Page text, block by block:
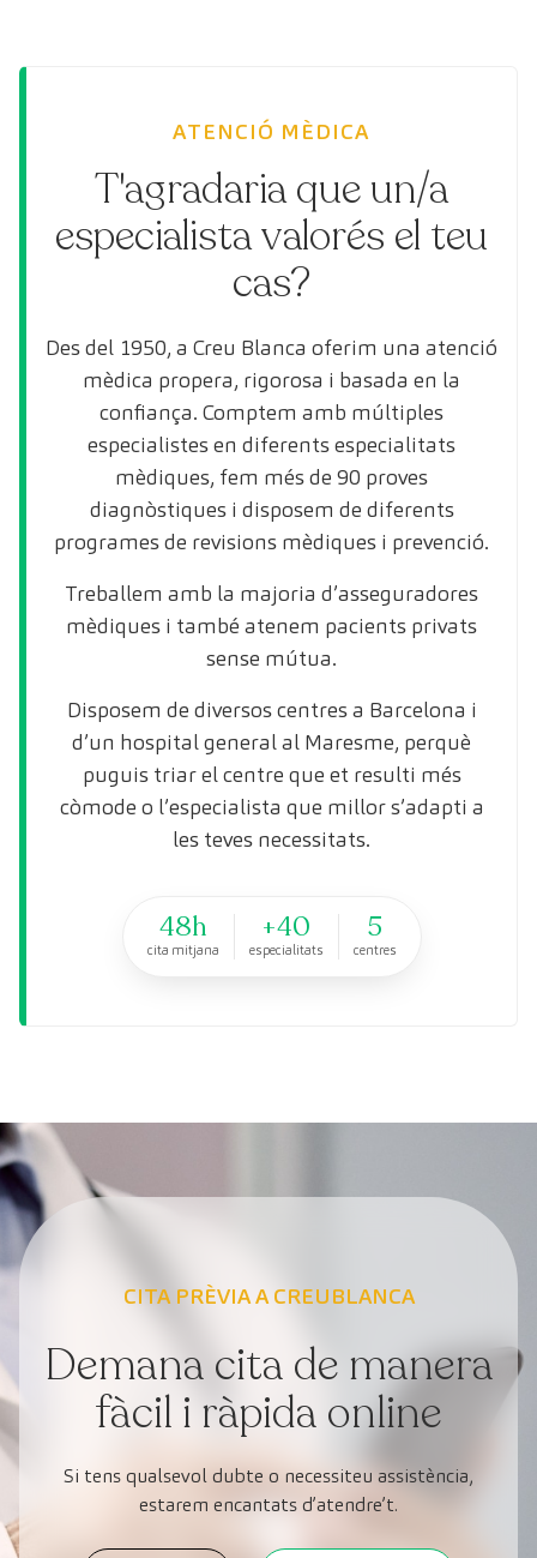
ATENCIÓ MÈDICA
T'agradaria que un/a
especialista valorés el teu
cas?
Des del 1950, a Creu Blanca oferim una atenció
mèdica propera, rigorosa i basada en la
confiança. Comptem amb múltiples
especialistes en diferents especialitats
mèdiques, fem més de 90 proves
diagnòstiques i disposem de diferents
programes de revisions mèdiques i prevenció.
Treballem amb la majoria d’asseguradores
mèdiques i també atenem pacients privats
sense mútua.
Disposem de diversos centres a Barcelona i
d’un hospital general al Maresme, perquè
puguis triar el centre que et resulti més
còmode o l’especialista que millor s’adapti a
les teves necessitats.
48h
cita mitjana
+40
especialitats
5
centres
CITA PRÈVIA A CREUBLANCA
Demana cita de manera
fàcil i ràpida online
Si tens qualsevol dubte o necessiteu assistència,
estarem encantats d’atendre’t.